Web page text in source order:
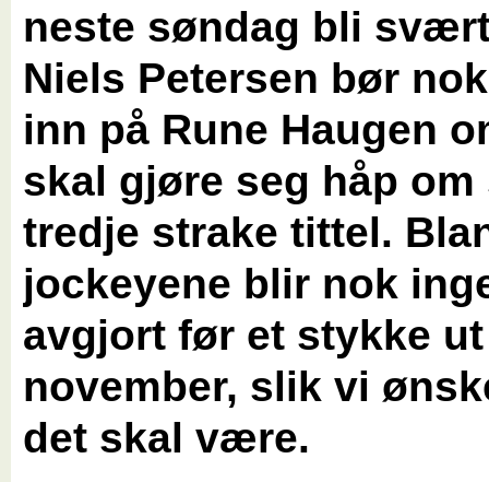
neste søndag bli
Niels Petersen bør
inn på Rune Haugen
skal gjøre seg håp om
tredje strake tittel.
jockeyene blir nok
avgjort før et stykke
november, slik vi
det skal være.